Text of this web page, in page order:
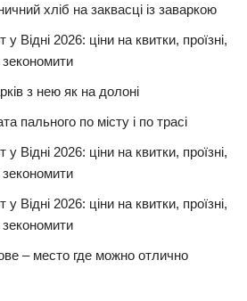
хліб на заквасці із заваркою
Відні 2026: ціни на квитки, проїзні,
з нею як на долоні
пального по місту і по трасі
Відні 2026: ціни на квитки, проїзні,
Відні 2026: ціни на квитки, проїзні,
– место где можно отлично